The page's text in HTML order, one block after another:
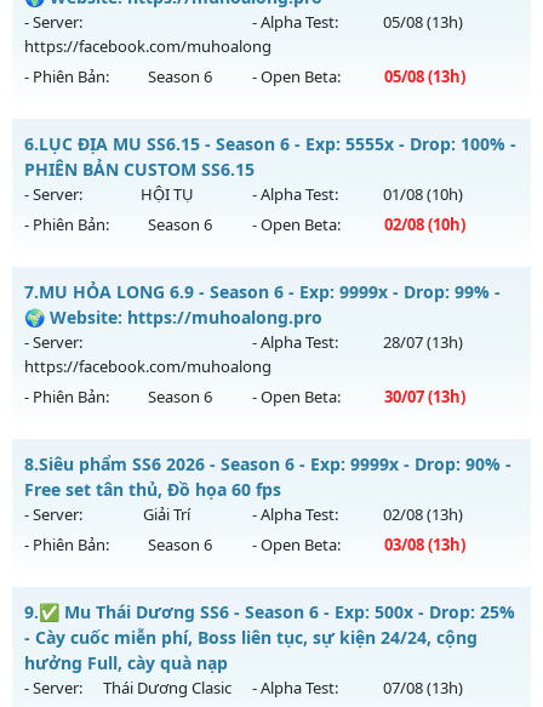
Antihack: Phiên bản mới nhất
13h ngày 04/08/2626
Exp: 200x - Drop: 30%
Antihack: VietGuard
- Server:
https://facebook.com/muhoalong
- Alpha Test: 05/08(13h)
- Phiên Bản: Season 6 - Open Beta: 05/08(13h)
Mu mới ra tháng 08 2026 - Mở máy chủ
https://facebook.com/muhoalongvào 13h ngày
05/08/2626
Kiểu reset: Non Reset
Thể loại: Mu Nguyên bản Webzen
Antihack: XShield
6.LỤC ĐỊA MU SS6.15 - Season 6 - Exp: 5555x - Drop: 100% -
PHIÊN BẢN CUSTOM SS6.15
- Server: HỘI TỤ - Alpha Test: 01/08(10h)
- Phiên Bản:
Season 6 - Open Beta: 02/08(10h)
LỤC ĐỊA MU SS6.15 - PHIÊN BẢN CUSTOM SS6.15
Mu mới ra tháng 08 2026 - Mở máy chủ
ngày 02/08/2626
Exp: 5555x - Drop: 100%
Thể loại: Mu Custom thêm đồ mới
Antihack: SPK
7.MU HỎA LONG 6.9 - Season 6 - Exp: 9999x - Drop: 99% -
🌍 Website: https://muhoalong.pro
- Server:
https://facebook.com/muhoalong
- Alpha Test: 28/07(13h)
- Phiên Bản: Season 6 - Open Beta: 30/07(13h)
MU HỎA LONG 6.9 - 🌍 Website: https://muhoalong.pro
Mu mới ra tháng 07 2026 - Mở máy chủ
https://facebook.com/muhoalongvào 13h ngày
30/07/2626
Kiểu reset: Non Reset
Thể loại: Mu Nguyên bản Webzen
Antihack: Xshiel
8.Siêu phẩm SS6 2026 - Season 6 - Exp: 9999x - Drop: 90% -
Free set tân thủ, Đồ họa 60 fps
- Server: Giải Trí - Alpha Test: 02/08(13h)
- Phiên Bản:
Season 6 - Open Beta: 03/08(13h)
Siêu phẩm SS6 2026 - Free set tân thủ, Đồ họa 60 fps
Mu mới ra tháng 08 2026 - Mở máy chủGiải Trívào 13h
ngày 03/08/2626
Exp: 9999x - Drop: 90%
9.✅ Mu Thái Dương SS6 - Season 6 - Exp: 500x - Drop: 25%
- Cày cuốc miễn phí, Boss liên tục, sự kiện 24/24, cộng
hưởng Full, cày quà nạp
- Server: Thái Dương Clasic - Alpha Test: 07/08(13h)